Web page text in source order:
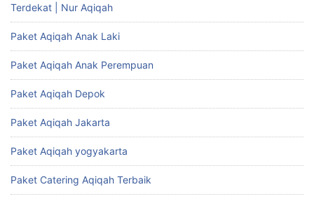
Terdekat | Nur Aqiqah
Paket Aqiqah Anak Laki
Paket Aqiqah Anak Perempuan
Paket Aqiqah Depok
Paket Aqiqah Jakarta
Paket Aqiqah yogyakarta
Paket Catering Aqiqah Terbaik